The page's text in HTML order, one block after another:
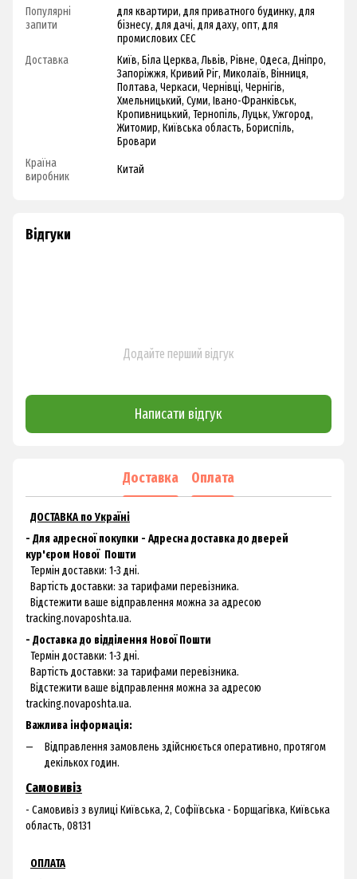
Популярні
запити
для квартири, для приватного будинку, для
бізнесу, для дачі, для даху, опт, для
промислових СЕС
Доставка
Київ, Біла Церква, Львів, Рівне, Одеса, Дніпро,
Запоріжжя, Кривий Ріг, Миколаїв, Вінниця,
Полтава, Черкаси, Чернівці, Чернігів,
Хмельницький, Суми, Івано-Франківськ,
Кропивницький, Тернопіль, Луцьк, Ужгород,
Житомир, Київська область, Бориспіль,
Бровари
Країна
виробник
Китай
Відгуки
Додайте перший відгук
Написати відгук
Доставка Оплата
ДОСТАВКА по Україні
- Для адресної покупки - Адресна доставка до дверей
кур'єром Нової Пошти
Термін доставки: 1-3 дні.
Вартість доставки: за тарифами перевізника.
Відстежити ваше відправлення можна за адресою
tracking.novaposhta.ua.
- Доставка до відділення Нової Пошти
Термін доставки: 1-3 дні.
Вартість доставки: за тарифами перевізника.
Відстежити ваше відправлення можна за адресою
tracking.novaposhta.ua.
Важлива інформація:
Відправлення замовлень здійснюється оперативно, протягом
декількох годин.
Самовивіз
- Самовивіз з вулиці Київська, 2, Софіївська - Борщагівка, Київська
область, 08131
ОПЛАТА